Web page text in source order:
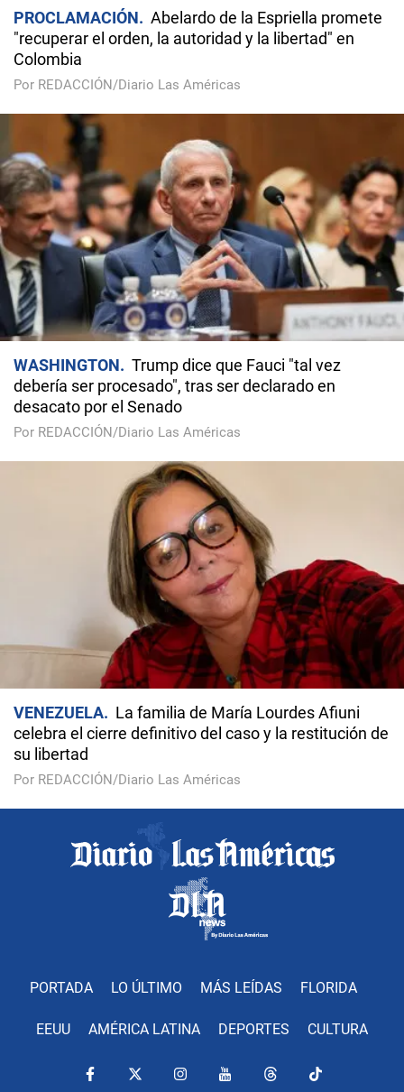
PROCLAMACIÓN
Abelardo de la Espriella promete
"recuperar el orden, la autoridad y la libertad" en
Colombia
Por REDACCIÓN/Diario Las Américas
WASHINGTON
Trump dice que Fauci "tal vez
debería ser procesado", tras ser declarado en
desacato por el Senado
Por REDACCIÓN/Diario Las Américas
VENEZUELA
La familia de María Lourdes Afiuni
celebra el cierre definitivo del caso y la restitución de
su libertad
Por REDACCIÓN/Diario Las Américas
PORTADA LO ÚLTIMO MÁS LEÍDAS FLORIDA
EEUU AMÉRICA LATINA DEPORTES CULTURA